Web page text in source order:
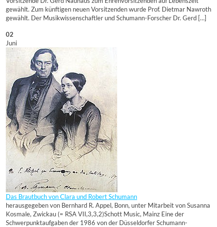
gewählt. Zum künftigen neuen Vorsitzenden wurde Prof. Dietmar Nawroth
gewählt. Der Musikwissenschaftler und Schumann-Forscher Dr. Gerd […]
02
Juni
Das Brautbuch von Clara und Robert Schumann
herausgegeben von Bernhard R. Appel, Bonn, unter Mitarbeit von Susanna
Kosmale, Zwickau (= RSA VII,3,3,2)Schott Music, Mainz Eine der
Schwerpunktaufgaben der 1986 von der Düsseldorfer Schumann-